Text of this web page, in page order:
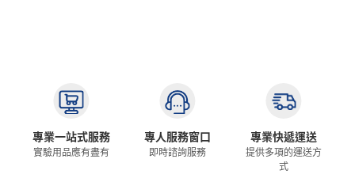
專業一站式服務
實驗用品應有盡有
專人服務窗口
即時諮詢服務
專業快遞運送
提供多項的運送方
式